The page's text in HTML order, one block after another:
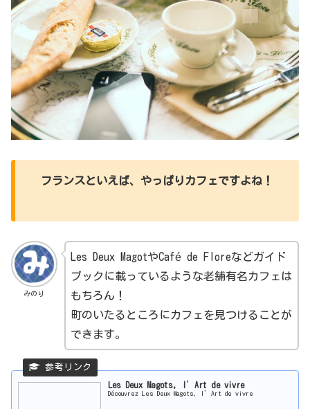
フランスといえば、やっぱりカフェですよね！
みのり
Les Deux MagotやCafé de Floreなどガイド
ブックに載っているような老舗有名カフェは
もちろん！
町のいたるところにカフェを見つけることが
できます。
Les Deux Magots, l’Art de vivre
Découvrez Les Deux Magots, l’Art de vivre